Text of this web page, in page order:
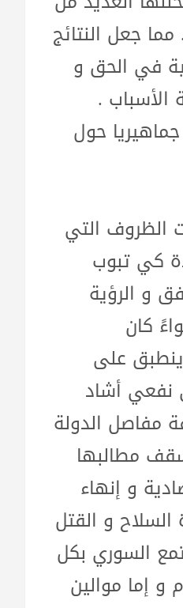
جعل النتائج
في الحق و
الأسباب .
حول
الظروف التي
كي تبوب
و الرؤية
كان
ينطبق على
نفعي أشاد
مفاصل الدولة
مطالبها
و إنهاء
و القتل
السوري بكل
و إما موالين